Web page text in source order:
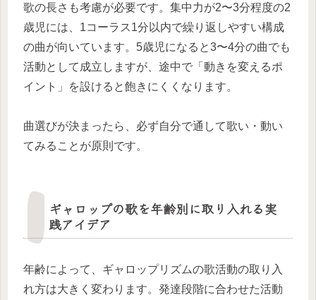
歌の長さも考慮が必要です。集中力が2〜3分程度の2
歳児には、1コーラス1分以内で繰り返しやすい構成
の曲が向いています。5歳児になると3〜4分の曲でも
活動として成立しますが、途中で「動きを変えるポ
イント」を設けると飽きにくくなります。
曲選びが決まったら、必ず自分で通して歌い・動い
てみることが原則です。
ギャロップの歌を年齢別に取り入れる実
践アイデア
年齢によって、ギャロップリズムの歌活動の取り入
れ方は大きく変わります。発達段階に合わせた活動